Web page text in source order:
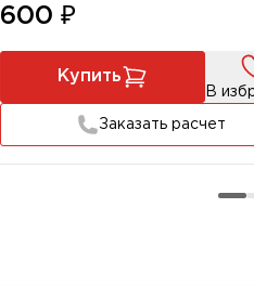
600 ₽
Купить
В
Заказать расчет